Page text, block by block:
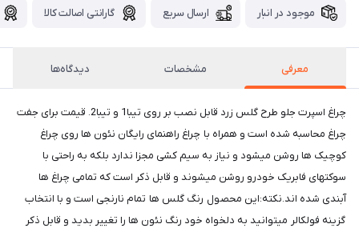
موجود در انبار ارسال سریع گارانتی اصالت کالا
معرفی مشخصات دیدگاه‌ها
چراغ اسپرت جلو طرح گلس زرد قابل نصب بر روی تیبا1 و تیبا2. قیمت برای جفت
چراغ محاسبه شده است و همراه با چراغ راهنمای رایگان نئون ها روی چراغ
کوچیک ها روشن میشود و نیاز به سیم کشی مجزا ندارد بلکه به راحتی با
سوکتهای فابریک خودرو روشن میشوند و قابل ذکر است که تمامی چراغ ها
آبندی شده اند.نکته:این محصول رنگ گلس ها تمام نارنجی است و با انتخاب
گزینه فولکالر میتوانید به دلخواه خود رنگ نئون ها را تغییر بدید و قابل ذکر